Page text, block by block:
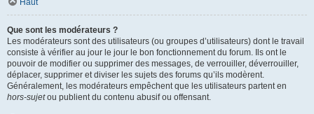
Haut
Que sont les modérateurs ?
Les modérateurs sont des utilisateurs (ou groupes d’utilisateurs) dont le travail
consiste à vérifier au jour le jour le bon fonctionnement du forum. Ils ont le
pouvoir de modifier ou supprimer des messages, de verrouiller, déverrouiller,
déplacer, supprimer et diviser les sujets des forums qu’ils modèrent.
Généralement, les modérateurs empêchent que les utilisateurs partent en
hors-sujetou publient du contenu abusif ou offensant.